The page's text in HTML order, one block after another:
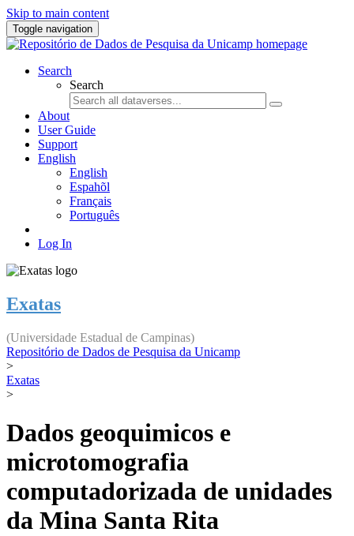
Skip to main content
Toggle navigation
Search
Search
About
User Guide
Support
English
English
Espahõl
Français
Português
Log In
Exatas
(Universidade Estadual de Campinas)
Repositório de Dados de Pesquisa da Unicamp
>
Exatas
>
Dados geoquimicos e
microtomografia
computadorizada de unidades
da Mina Santa Rita